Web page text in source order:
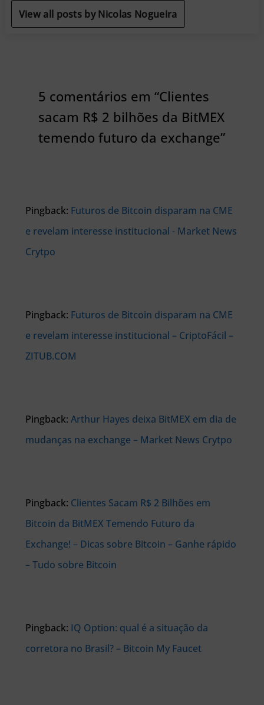
View all posts by Nicolas Nogueira
5 comentários em “Clientes
sacam R$ 2 bilhões da BitMEX
temendo futuro da exchange”
Pingback: Futuros de Bitcoin disparam na CME
e revelam interesse institucional - Market News
Crytpo
Pingback: Futuros de Bitcoin disparam na CME
e revelam interesse institucional – CriptoFácil –
ZITUB.COM
Pingback: Arthur Hayes deixa BitMEX em dia de
mudanças na exchange – Market News Crytpo
Pingback: Clientes Sacam R$ 2 Bilhões em
Bitcoin da BitMEX Temendo Futuro da
Exchange! – Dicas sobre Bitcoin – Ganhe rápido
– Tudo sobre Bitcoin
Pingback: IQ Option: qual é a situação da
corretora no Brasil? – Bitcoin My Faucet